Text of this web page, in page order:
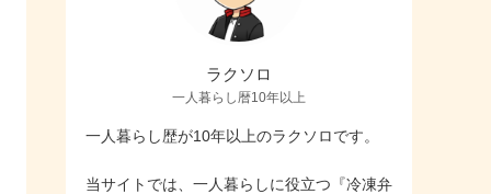
ラクソロ
一人暮らし暦10年以上
一人暮らし歴が10年以上のラクソロです。
当サイトでは、一人暮らしに役立つ『冷凍弁